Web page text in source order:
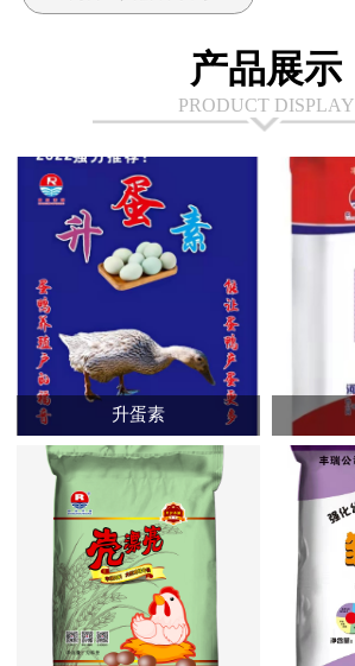
产品展示
PRODUCT DISPLAY
升蛋素